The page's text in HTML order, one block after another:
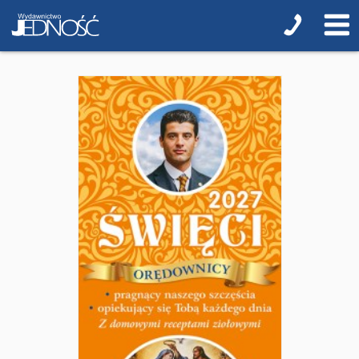
Pierwsza Komunia Święta
Biblie na I Komunię Świętą
Biblie na I Komunię Świętą z grawerem i torbą
Pamiątki pierwszokomunijne
Przygotowanie do I Komunii Świętej (katecheza
parafialna)
Poradniki katolickie
Pamiątki
Obrazki
Pomoce duszpasterskie i homiletyczne
Pomoce katechetyczne